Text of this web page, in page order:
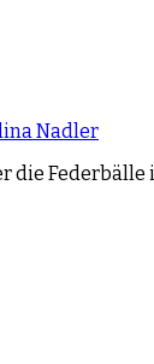
Nadler
die